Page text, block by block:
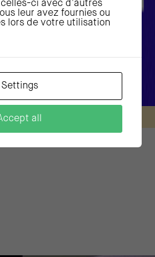
face aux
ci avec d'autres
leur avez fournies ou
lors de votre utilisation
Settings
all